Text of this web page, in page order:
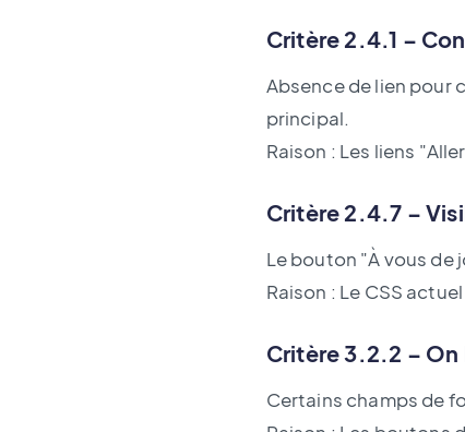
Critère 2.4.1 –
Absence de lien pour
principal.
Raison : Les liens
Critère 2.4.7 –
Le bouton "À vous de
Raison : Le CSS
Critère 3.2.2 –
Certains champs de